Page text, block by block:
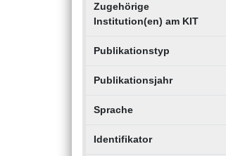
Zugehörige
Institution(en) am KIT
Publikationstyp
Publikationsjahr
Sprache
Identifikator